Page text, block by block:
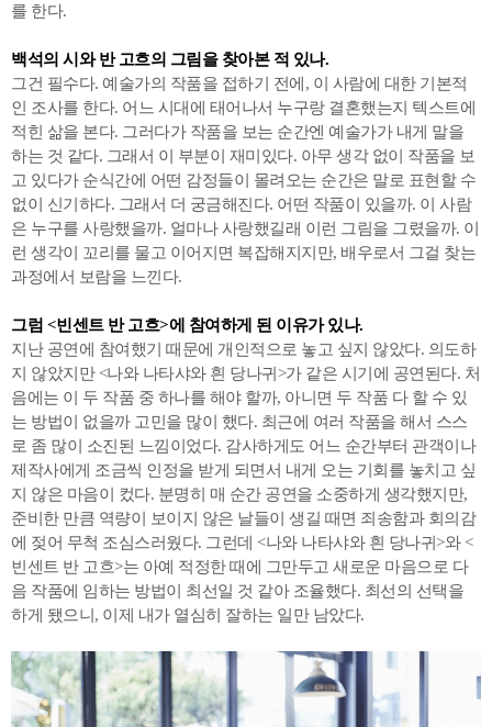
를 한다.
백석의 시와 반 고흐의 그림을 찾아본 적 있나.
그건 필수다. 예술가의 작품을 접하기 전에, 이 사람에 대한 기본적
인 조사를 한다. 어느 시대에 태어나서 누구랑 결혼했는지 텍스트에
적힌 삶을 본다. 그러다가 작품을 보는 순간엔 예술가가 내게 말을
하는 것 같다. 그래서 이 부분이 재미있다. 아무 생각 없이 작품을 보
고 있다가 순식간에 어떤 감정들이 몰려오는 순간은 말로 표현할 수
없이 신기하다. 그래서 더 궁금해진다. 어떤 작품이 있을까. 이 사람
은 누구를 사랑했을까. 얼마나 사랑했길래 이런 그림을 그렸을까. 이
런 생각이 꼬리를 물고 이어지면 복잡해지지만, 배우로서 그걸 찾는
과정에서 보람을 느낀다.
그럼 <빈센트 반 고흐>에 참여하게 된 이유가 있나.
지난 공연에 참여했기 때문에 개인적으로 놓고 싶지 않았다. 의도하
지 않았지만 <나와 나타샤와 흰 당나귀>가 같은 시기에 공연된다. 처
음에는 이 두 작품 중 하나를 해야 할까, 아니면 두 작품 다 할 수 있
는 방법이 없을까 고민을 많이 했다. 최근에 여러 작품을 해서 스스
로 좀 많이 소진된 느낌이었다. 감사하게도 어느 순간부터 관객이나
제작사에게 조금씩 인정을 받게 되면서 내게 오는 기회를 놓치고 싶
지 않은 마음이 컸다. 분명히 매 순간 공연을 소중하게 생각했지만,
준비한 만큼 역량이 보이지 않은 날들이 생길 때면 죄송함과 회의감
에 젖어 무척 조심스러웠다. 그런데 <나와 나타샤와 흰 당나귀>와 <
빈센트 반 고흐>는 아예 적정한 때에 그만두고 새로운 마음으로 다
음 작품에 임하는 방법이 최선일 것 같아 조율했다. 최선의 선택을
하게 됐으니, 이제 내가 열심히 잘하는 일만 남았다.